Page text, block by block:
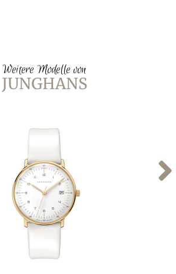
Weitere Modelle von
JUNGHANS